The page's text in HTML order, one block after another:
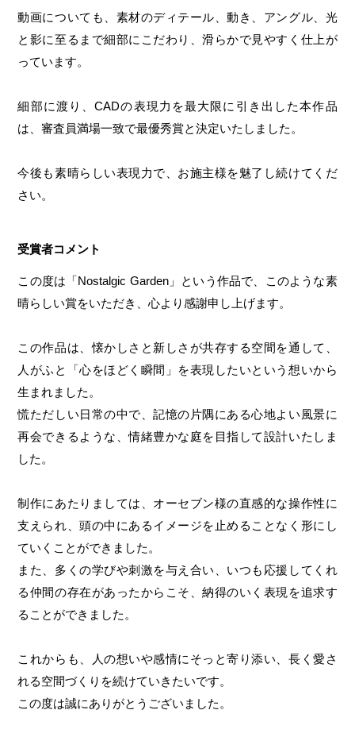
動画についても、素材のディテール、動き、アングル、光
と影に至るまで細部にこだわり、滑らかで見やすく仕上が
っています。
細部に渡り、CADの表現力を最大限に引き出した本作品
は、審査員満場一致で最優秀賞と決定いたしました。
今後も素晴らしい表現力で、お施主様を魅了し続けてくだ
さい。
受賞者コメント
この度は「Nostalgic Garden」という作品で、このような素
晴らしい賞をいただき、心より感謝申し上げます。
この作品は、懐かしさと新しさが共存する空間を通して、
人がふと「心をほどく瞬間」を表現したいという想いから
生まれました。
慌ただしい日常の中で、記憶の片隅にある心地よい風景に
再会できるような、情緒豊かな庭を目指して設計いたしま
した。
制作にあたりましては、オーセブン様の直感的な操作性に
支えられ、頭の中にあるイメージを止めることなく形にし
ていくことができました。
また、多くの学びや刺激を与え合い、いつも応援してくれ
る仲間の存在があったからこそ、納得のいく表現を追求す
ることができました。
これからも、人の想いや感情にそっと寄り添い、長く愛さ
れる空間づくりを続けていきたいです。
この度は誠にありがとうございました。